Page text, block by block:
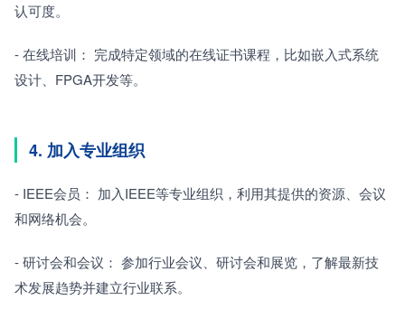
认可度。
- 在线培训： 完成特定领域的在线证书课程，比如嵌入式系统
设计、FPGA开发等。
4. 加入专业组织
- IEEE会员： 加入IEEE等专业组织，利用其提供的资源、会议
和网络机会。
- 研讨会和会议： 参加行业会议、研讨会和展览，了解最新技
术发展趋势并建立行业联系。